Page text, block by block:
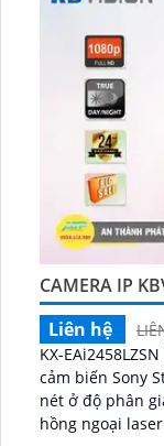
CAMERA IP
Liên hệ
KX-
cảm biến Sony
nét ở độ phân